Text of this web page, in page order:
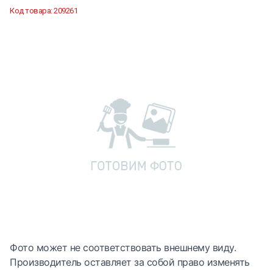
Код товара:209261
Фото может не соответствовать внешнему виду.
Производитель оставляет за собой право изменять